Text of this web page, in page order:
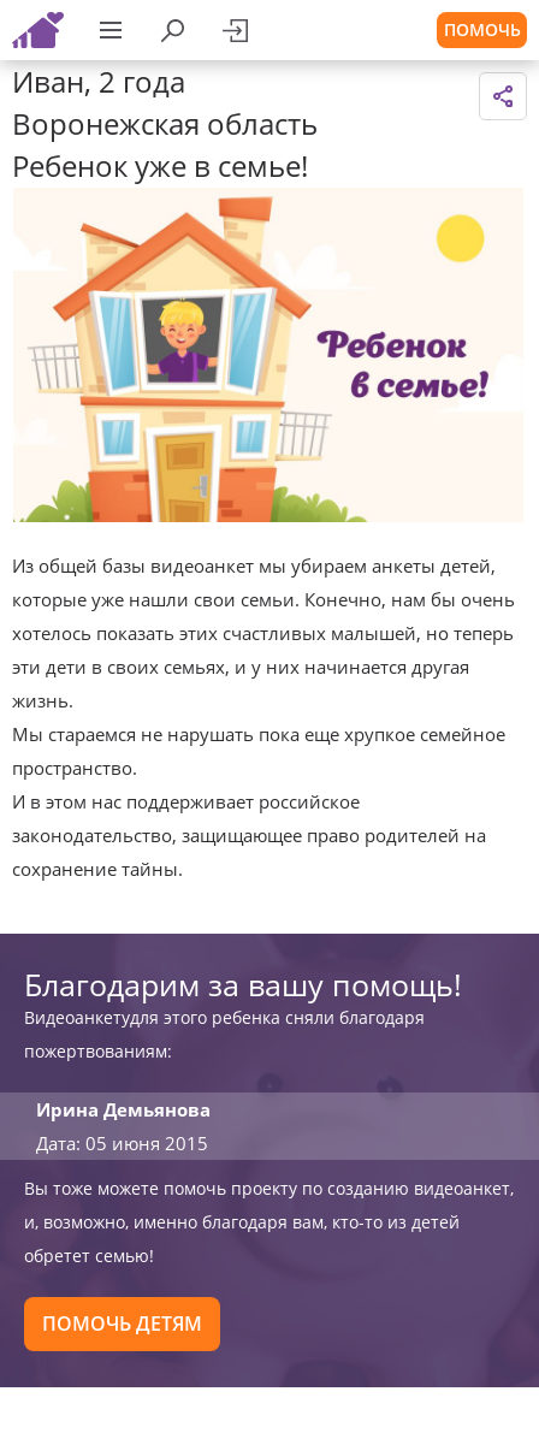
ПОМОЧЬ
Иван, 2 года
Воронежская область
Ребенок уже в семье!
Из общей базы видеоанкет мы убираем анкеты детей,
которые уже нашли свои семьи. Конечно, нам бы очень
хотелось показать этих счастливых малышей, но теперь
эти дети в своих семьях, и у них начинается другая
жизнь.
Мы стараемся не нарушать пока еще хрупкое семейное
пространство.
И в этом нас поддерживает российское
законодательство, защищающее право родителей на
сохранение тайны.
Благодарим за вашу помощь!
Видеоанкетудля этого ребенка сняли благодаря
пожертвованиям:
Ирина Демьянова
Дата: 05 июня 2015
Вы тоже можете помочь проекту по созданию видеоанкет,
и, возможно, именно благодаря вам, кто-то из детей
обретет семью!
ПОМОЧЬ ДЕТЯМ